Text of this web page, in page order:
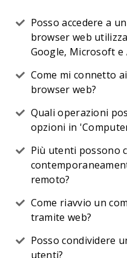
Posso accedere a
browser web
Google, Microsoft e
Come mi connetto
browser web?
Quali operazioni
opzioni in
Più utenti possono
remoto?
Come riavvio un
tramite web?
Posso condividere
utenti?